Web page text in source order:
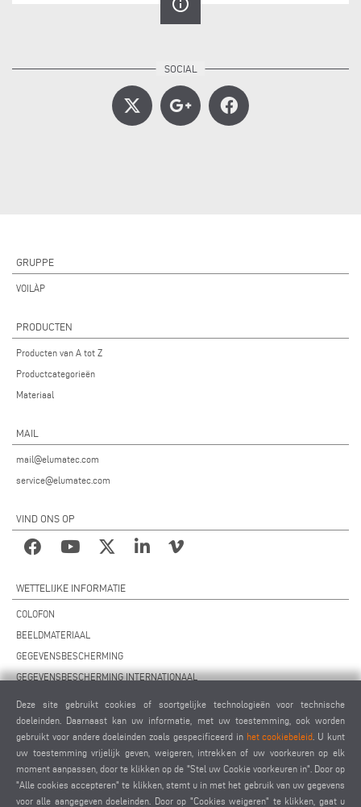
info_outline
GRUPPE
VOILÀP
PRODUCTEN
Producten van A tot Z
Productcategorieën
Materiaal
MAIL
mail@elumatec.com
service@elumatec.com
VIND ONS OP
WETTELIJKE INFORMATIE
COLOFON
BEELDMATERIAAL
GEGEVENSBESCHERMING
GEGEVENSBESCHERMING INTERNATIONAAL
OVEREENKOMST VOOR ONDERHOUD OP AFSTAND
COOKIES INSTELLINGEN
GEDRAGSCODE VOOR LEVERANCIERS
Deze site gebruikt cookies of soortgelijke technologieën voor technische
doeleinden. Daarnaast kan uw informatie, met uw toestemming, ook worden
gebruikt voor andere doeleinden zoals gespecificeerd in het cookiebeleid . U kunt
uw toestemming vrijelijk geven, weigeren, intrekken of uw voorkeuren op elk
moment aanpassen, door te klikken op de "Stel uw Cookie voorkeuren in". Door op
"Alle cookies accepteren" te klikken, stemt u in met het gebruik van uw gegevens
voor alle aangegeven doeleinden. Door op "Cookies weigeren" te klikken, gaat u